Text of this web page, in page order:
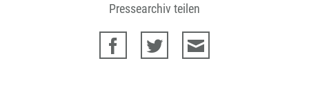
Pressearchiv teilen